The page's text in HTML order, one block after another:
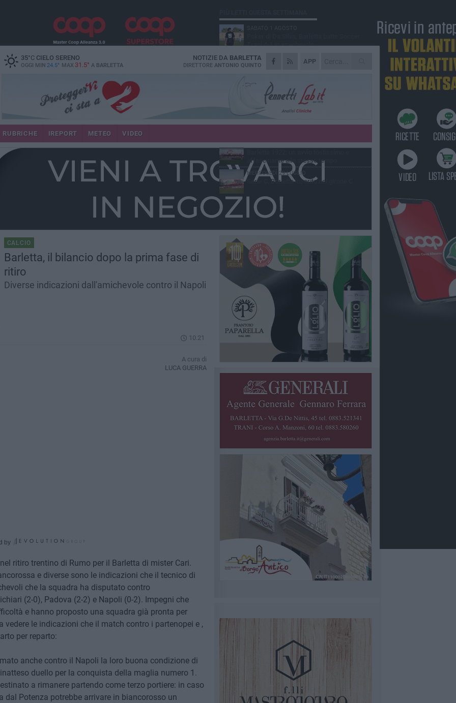
35°CCIELO SERENO
OGGI MIN 24.5° MAX 31.5° A BARLETTA
APP
NOTIZIE DA BARLETTA
DIRETTORE ANTONIO QUINTO
RUBRICHE IREPORT METEO VIDEO
CALCIO
Barletta, il bilancio dopo la prima fase di
ritiro
Diverse indicazioni dall'amichevole contro il Napoli
10.21
A cura di
LUCA GUERRA
by
ritiro trentino di Rumo per il Barletta di mister Cari.
e diverse sono le indicazioni che il tecnico di
che la squadra ha disputato contro
(2-0), Padova (2-2) e Napoli (0-2). Impegni che
e hanno proposto una squadra già pronta per
vedere le indicazioni che il match contro i partenopei e ,
per reparto:
anche contro il Napoli la loro buona condizione di
duello per la conquista della maglia numero 1.
a rimanere partendo come terzo portiere: in caso
dal Potenza potrebbe arrivare in biancorosso un
Trani 4-1 in amichevole
VENERDÌ 31 LUGLIO
Serie C Sky Wifi: fissate date e orari delle
VENERDÌ 31 LUGLIO
Il calcio italiano piange l'immenso Franco
Baresi
GIOVEDÌ 6 AGOSTO
Addio a mister Marchioro. L'uomo del
VENERDÌ 31 LUGLIO
affascinante allo stesso tempo
MERCOLEDÌ 29 LUGLIO
Serie C, Barletta inserito nel girone C